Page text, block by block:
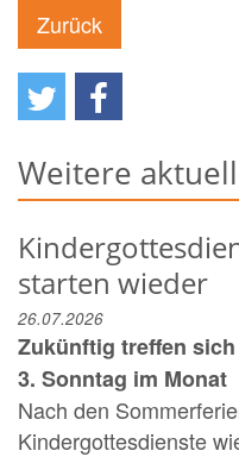
Zurück
Weitere
starten wieder
26.07.2026
Zukünftig treffen
3. Sonntag im Monat
Nach den
Kindergottesdienste